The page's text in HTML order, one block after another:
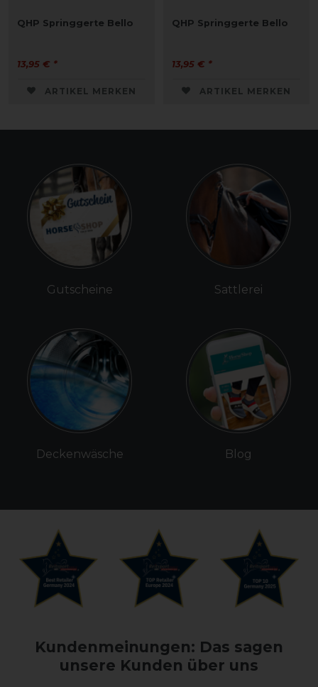
QHP Springgerte Bello
13,95 € *
ARTIKEL MERKEN
QHP Springgerte Bello
13,95 € *
ARTIKEL MERKEN
Gutscheine
Deckenwäsche
Sattlerei
Blog
Kundenmeinungen: Das sagen
unsere Kunden über uns